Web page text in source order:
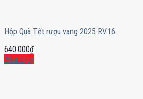
Hộp Quà Tết rượu vang 2025 RV16
640.000₫
Mua ngay